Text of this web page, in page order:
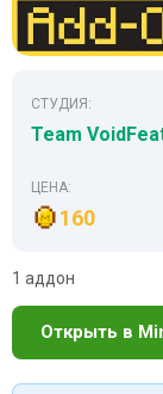
СТУДИЯ:
Team
ЦЕНА:
160
1 аддон
Открыть в